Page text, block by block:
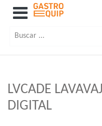
LVCADE
DIGITAL